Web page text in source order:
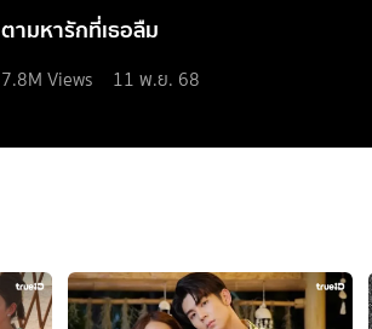
ตามหารักที่เธอลืม
7.8M Views 11 พ.ย. 68